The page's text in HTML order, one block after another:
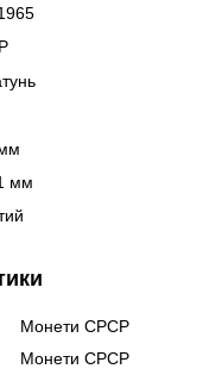
мм
Монети СРСР
Монети СРСР